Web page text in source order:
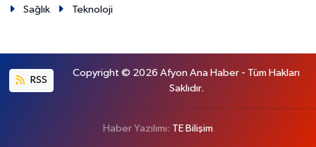
Sağlık
Teknoloji
RSS
Copyright © 2026 Afyon Ana Haber - Tüm Hakları
Saklıdır.
Haber Yazılımı: TE Bilişim